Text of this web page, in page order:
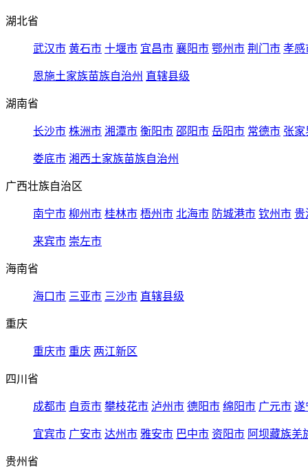
湖北省
武汉市 黄石市 十堰市 宜昌市 襄阳市 鄂州市 荆门市 孝感
恩施土家族苗族自治州 直辖县级
湖南省
长沙市 株洲市 湘潭市 衡阳市 邵阳市 岳阳市 常德市 张家
娄底市 湘西土家族苗族自治州
广西壮族自治区
南宁市 柳州市 桂林市 梧州市 北海市 防城港市 钦州市 贵
来宾市 崇左市
海南省
海口市 三亚市 三沙市 直辖县级
重庆
重庆市 重庆 两江新区
四川省
成都市 自贡市 攀枝花市 泸州市 德阳市 绵阳市 广元市 遂
宜宾市 广安市 达州市 雅安市 巴中市 资阳市 阿坝藏族羌
贵州省